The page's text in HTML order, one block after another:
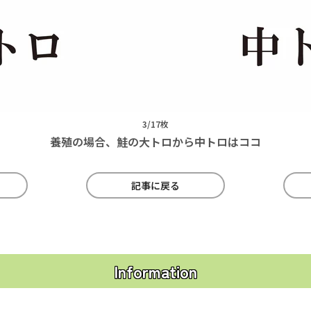
3/17枚
養殖の場合、鮭の大トロから中トロはココ
記事に戻る
Information